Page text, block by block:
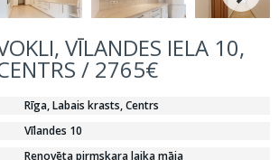
VĪLANDES IELA 10,
/ 2765€
Rīga, Labais krasts, Centrs
Vīlandes 10
Renovēta pirmskara laika māja